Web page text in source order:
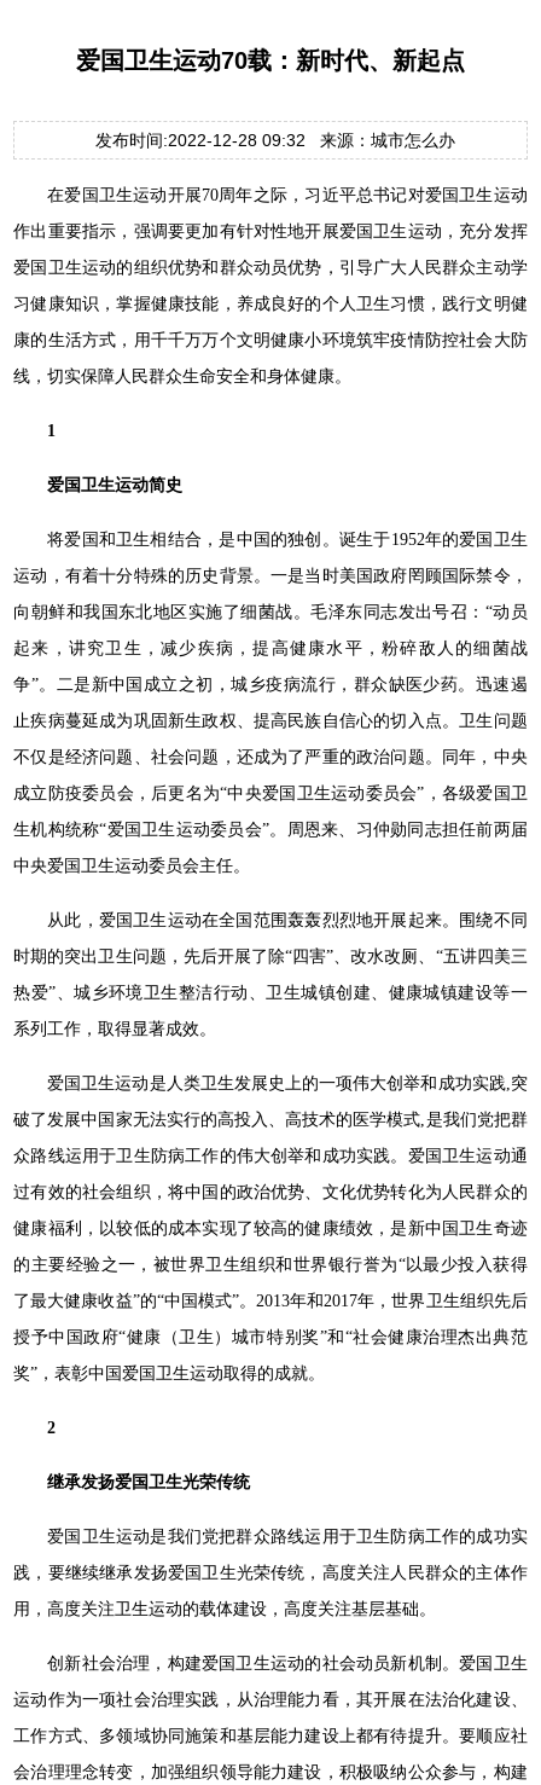
爱国卫生运动70载：新时代、新起点
发布时间:2022-12-28 09:32 来源：城市怎么办
在爱国卫生运动开展70周年之际，习近平总书记对爱国卫生运动
作出重要指示，强调要更加有针对性地开展爱国卫生运动，充分发挥
爱国卫生运动的组织优势和群众动员优势，引导广大人民群众主动学
习健康知识，掌握健康技能，养成良好的个人卫生习惯，践行文明健
康的生活方式，用千千万万个文明健康小环境筑牢疫情防控社会大防
线，切实保障人民群众生命安全和身体健康。
1
爱国卫生运动简史
将爱国和卫生相结合，是中国的独创。诞生于1952年的爱国卫生
运动，有着十分特殊的历史背景。一是当时美国政府罔顾国际禁令，
向朝鲜和我国东北地区实施了细菌战。毛泽东同志发出号召：“动员
起来，讲究卫生，减少疾病，提高健康水平，粉碎敌人的细菌战
争”。二是新中国成立之初，城乡疫病流行，群众缺医少药。迅速遏
止疾病蔓延成为巩固新生政权、提高民族自信心的切入点。卫生问题
不仅是经济问题、社会问题，还成为了严重的政治问题。同年，中央
成立防疫委员会，后更名为“中央爱国卫生运动委员会”，各级爱国卫
生机构统称“爱国卫生运动委员会”。周恩来、习仲勋同志担任前两届
中央爱国卫生运动委员会主任。
从此，爱国卫生运动在全国范围轰轰烈烈地开展起来。围绕不同
时期的突出卫生问题，先后开展了除“四害”、改水改厕、“五讲四美三
热爱”、城乡环境卫生整洁行动、卫生城镇创建、健康城镇建设等一
系列工作，取得显著成效。
爱国卫生运动是人类卫生发展史上的一项伟大创举和成功实践,突
破了发展中国家无法实行的高投入、高技术的医学模式,是我们党把群
众路线运用于卫生防病工作的伟大创举和成功实践。爱国卫生运动通
过有效的社会组织，将中国的政治优势、文化优势转化为人民群众的
健康福利，以较低的成本实现了较高的健康绩效，是新中国卫生奇迹
的主要经验之一，被世界卫生组织和世界银行誉为“以最少投入获得
了最大健康收益”的“中国模式”。2013年和2017年，世界卫生组织先后
授予中国政府“健康（卫生）城市特别奖”和“社会健康治理杰出典范
奖”，表彰中国爱国卫生运动取得的成就。
2
继承发扬爱国卫生光荣传统
爱国卫生运动是我们党把群众路线运用于卫生防病工作的成功实
践，要继续继承发扬爱国卫生光荣传统，高度关注人民群众的主体作
用，高度关注卫生运动的载体建设，高度关注基层基础。
创新社会治理，构建爱国卫生运动的社会动员新机制。爱国卫生
运动作为一项社会治理实践，从治理能力看，其开展在法治化建设、
工作方式、多领域协同施策和基层能力建设上都有待提升。要顺应社
会治理理念转变，加强组织领导能力建设，积极吸纳公众参与，构建